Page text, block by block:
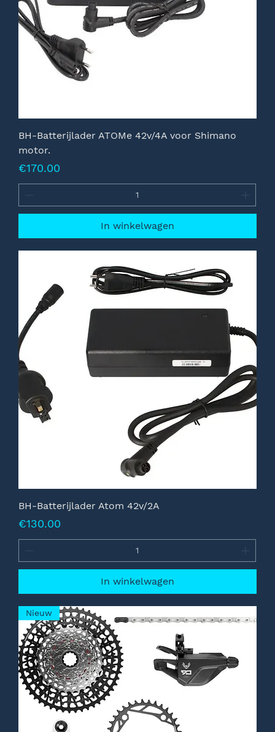
BH-Batterijlader ATOMe 42v/4A voor Shimano
motor.
Prijs
€170.00
In winkelwagen
BH-Batterijlader Atom 42v/2A
Prijs
€130.00
In winkelwagen
Nieuw